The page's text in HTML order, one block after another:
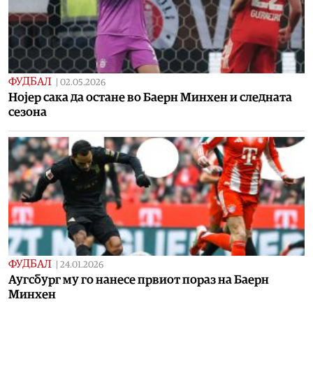
ФУДБАЛ | 02.05.2026
Нојер сака да остане во Баерн Минхен и следната
сезона
ФУДБАЛ | 24.01.2026
Аугсбург му го нанесе првиот пораз на Баерн
Минхен